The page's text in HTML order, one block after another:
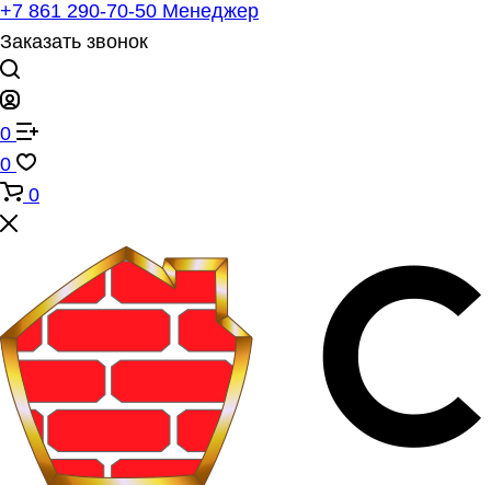
+7 861 290-70-50 Менеджер
Заказать звонок
0
0
0